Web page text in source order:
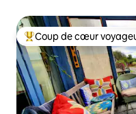
Coups de cœur
Coup de cœur